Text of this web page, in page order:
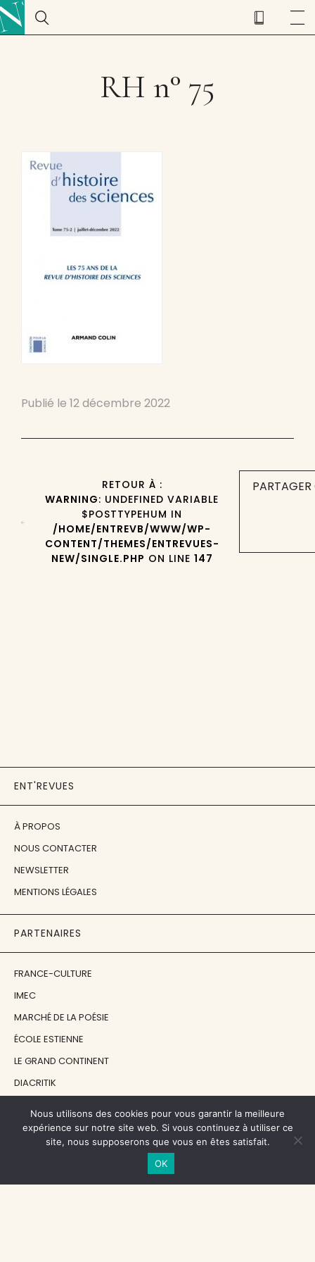
RH n° 75
Publié le 12 décembre 2022
RETOUR À :
WARNING: UNDEFINED VARIABLE
$POSTTYPEHUM IN
/HOME/ENTREVB/WWW/WP-
CONTENT/THEMES/ENTREVUES-
NEW/SINGLE.PHP ON LINE 147
ENT'REVUES
À PROPOS
NOUS CONTACTER
NEWSLETTER
MENTIONS LÉGALES
PARTENAIRES
FRANCE-CULTURE
IMEC
MARCHÉ DE LA POÉSIE
ÉCOLE ESTIENNE
LE GRAND CONTINENT
DIACRITIK
NOS SOUTIENS
CENTRE NATIONAL DU LIVRE
Nous utilisons des cookies pour vous garantir la meilleure
expérience sur notre site web. Si vous continuez à utiliser ce
site, nous supposerons que vous en êtes satisfait.
OK